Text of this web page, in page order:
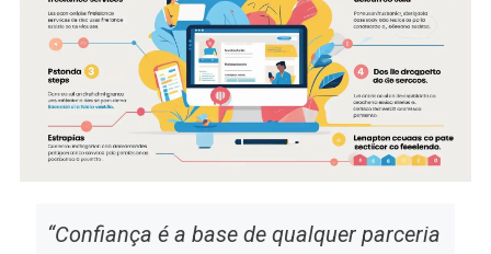
“Confiança é a base de qualquer parceria